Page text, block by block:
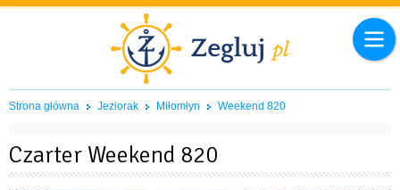
Strona główna Jeziorak Miłomłyn Weekend 820
Czarter Weekend 820